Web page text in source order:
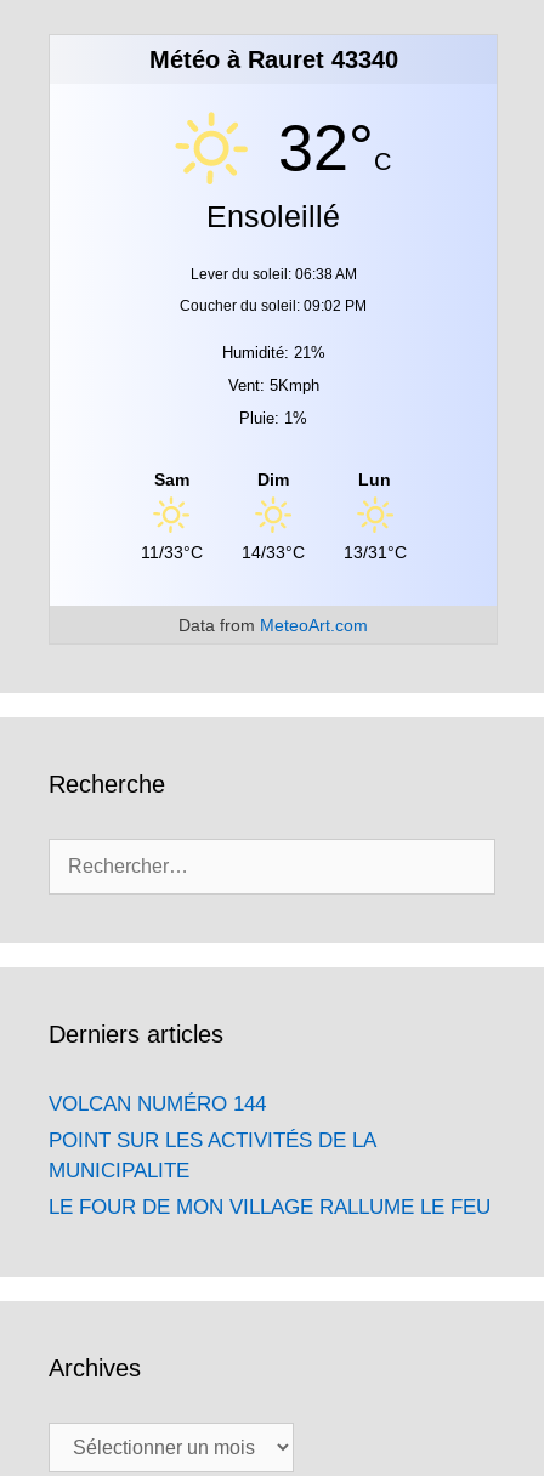
Météo à Rauret 43340
32°C
Ensoleillé
Lever du soleil: 06:38 AM
Coucher du soleil: 09:02 PM
Humidité: 21%
Vent: 5Kmph
Pluie: 1%
Sam
11/33°C
Dim
14/33°C
Lun
13/31°C
Data from MeteoArt.com
Recherche
Derniers articles
VOLCAN NUMÉRO 144
POINT SUR LES ACTIVITÉS DE LA
MUNICIPALITE
LE FOUR DE MON VILLAGE RALLUME LE FEU
Archives
Archives